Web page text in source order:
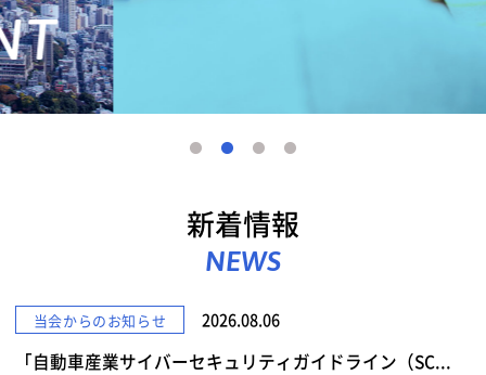
新着情報
NEWS
当会からのお知らせ 2026.08.06
「自動車産業サイバーセキュリティガイドライン（SC...